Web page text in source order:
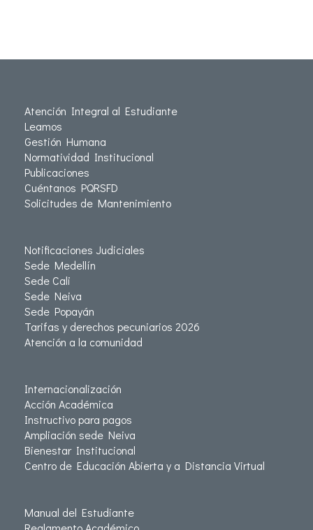
Atención Integral al Estudiante
Leamos
Gestión Humana
Normatividad Institucional
Publicaciones
Cuéntanos PQRSFD
Solicitudes de Mantenimiento
Notificaciones Judiciales
Sede Medellín
Sede Cali
Sede Neiva
Sede Popayán
Tarifas y derechos pecuniarios 2026
Atención a la comunidad
Internacionalización
Acción Académica
Instructivo para pagos
Ampliación sede Neiva
Bienestar Institucional
Centro de Educación Abierta y a Distancia Virtual
Manual del Estudiante